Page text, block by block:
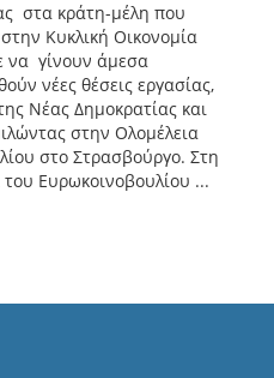
στα κράτη-μέλη που
Κυκλική Οικονομία
να γίνουν άμεσα
νέες θέσεις εργασίας,
Νέας Δημοκρατίας και
στην Ολομέλεια
στο Στρασβούργο. Στη
Ευρωκοινοβουλίου ...